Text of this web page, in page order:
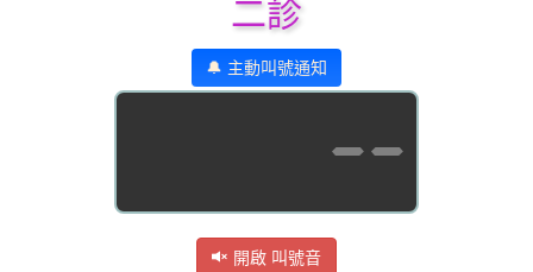
二診
🔔 主動叫號通知
--
開啟 叫號音